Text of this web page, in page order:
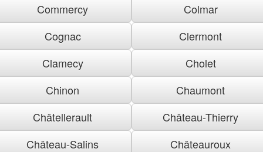
Commercy
Colmar
Cognac
Clermont
Clamecy
Cholet
Chinon
Chaumont
Châtellerault
Château-Thierry
Château-Salins
Châteauroux